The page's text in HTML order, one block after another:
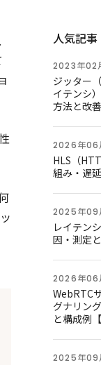
人気記事
2023年02
ジッター
イテンシ
方法と改
2026年06
HLS（
組み・遅
2025年09
レイテン
因・測定
2026年06
WebRTC
グナリン
と構成例
2025年09